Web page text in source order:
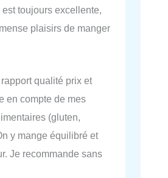
toujours excellente,
plaisirs de manger
qualité prix et
en compte de mes
(gluten,
y mange équilibré et
Je recommande sans